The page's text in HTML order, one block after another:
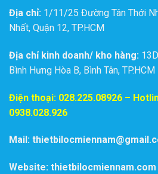
Địa chỉ: 1/11/25 Đường Tân Thới
Nhất, Quận 12, TP.HCM
Địa chỉ kinh doanh/ kho hàng:
Bình Hưng Hòa B, Bình Tân, TP.HCM
Điện thoại: 028.225.08926 –
0938.028.926
Mail:
Website: thietbilocmiennam.com